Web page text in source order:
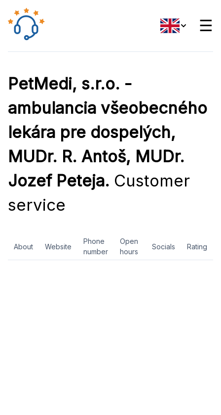
☰
PetMedi, s.r.o. -
ambulancia všeobecného
lekára pre dospelých,
MUDr. R. Antoš, MUDr.
Jozef Peteja. Customer
service
About Website
Phone
number
Open
hours
Socials Rating